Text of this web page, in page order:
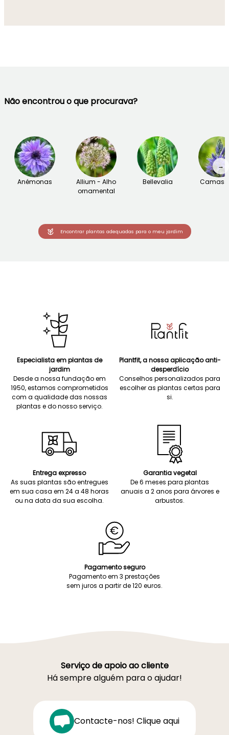
Não encontrou o que procurava?
Anémonas
Allium - Alho
ornamental
Bellevalia
→
Encontrar plantas adequadas para o meu jardim
Especialista em plantas de
jardim
Desde a nossa fundação em
1950, estamos comprometidos
com a qualidade das nossas
plantas e do nosso serviço.
Plantfit, a nossa aplicação anti-
desperdício
Conselhos personalizados para
escolher as plantas certas para
si.
Entrega expresso
As suas plantas são entregues
em sua casa em 24 a 48 horas
ou na data da sua escolha.
Garantia vegetal
De 6 meses para plantas
anuais a 2 anos para árvores e
arbustos.
Pagamento seguro
Pagamento em 3 prestações
sem juros a partir de 120 euros.
Serviço de apoio ao cliente
Há sempre alguém para o ajudar!
Contacte-nos! Clique aqui